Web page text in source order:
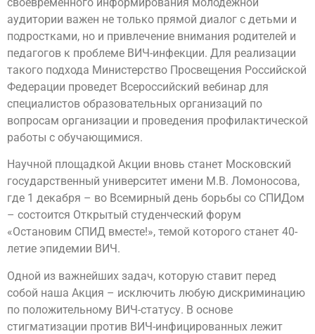
аудитории важен не только прямой диалог с детьми и
подростками, но и привлечение внимания родителей и
педагогов к проблеме ВИЧ-инфекции. Для реализации
такого подхода Министерство Просвещения Российской
Федерации проведет Всероссийский вебинар для
специалистов образовательных организаций по
вопросам организации и проведения профилактической
работы с обучающимися.
Научной площадкой Акции вновь станет Московский
государственный университет имени М.В. Ломоносова,
где 1 декабря – во Всемирный день борьбы со СПИДом
– состоится Открытый студенческий форум
«Остановим СПИД вместе!», темой которого станет 40-
летие эпидемии ВИЧ.
Одной из важнейших задач, которую ставит перед
собой наша Акция – исключить любую дискриминацию
по положительному ВИЧ-статусу. В основе
стигматизации против ВИЧ-инфицированных лежит